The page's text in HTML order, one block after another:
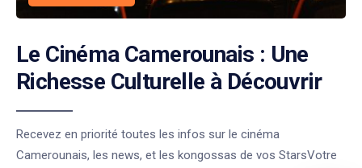
Le Cinéma Camerounais : Une
Richesse Culturelle à Découvrir
Recevez en priorité toutes les infos sur le cinéma
Camerounais, les news, et les kongossas de vos StarsVotre